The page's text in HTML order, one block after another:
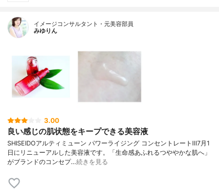
イメージコンサルタント・元美容部員
みゆりん
3.00
良い感じの肌状態をキープできる美容液
SHISEIDOアルティミューン パワーライジング コンセントレートⅢ7月1
日にリニューアルした美容液です。「生命感あふれるつややかな肌へ」
がブランドのコンセプ…続きを見る